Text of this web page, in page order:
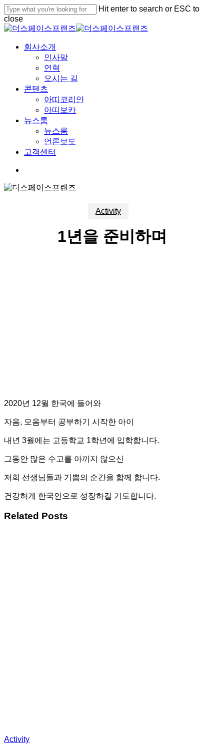
Skip
to
main
content
Hit enter to search or ESC to
close
Close
Menu
회사소개
인사말
연혁
오시는 길
콘텐츠
아띠코리안
아띠보카
뉴스룸
뉴스룸
언론보도
고객센터
Activity
1년을 준비하며
2020년 12월 한국에 들어와
자음, 모음부터 공부하기 시작한 아이
내년 3월에는 고등학교 1학년에 입학합니다.
그동안 많은 수고를 아끼지 않으신
저희 선생님들과 기쁨의 순간을 함께 합니다.
건강하게 한국인으로 성장하길 기도합니다.
Related Posts
Activity